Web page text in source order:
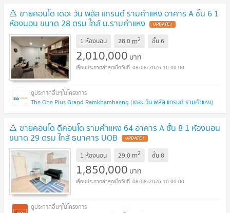
🔺 ขายคอนโด เดอะ วัน พลัส แกรนด์ รามคำแหง อาคาร A ชั้น 6 1
ห้องนอน ขนาด 28 ตรม ใกล้ ม.รามคำแหง
1 ห้องนอน 28.0 m2 ชั้น6
2,010,000 บาท
08/08/2026 10:00:00
The One Plus Grand Ramkhamhaeng (เดอะ วัน พลัส แกรนด์ รามคำแหง)
🔺 ขายคอนโด ดีคอนโด รามคำแหง 64 อาคาร A ชั้น 8 1 ห้องนอน
ขนาด 29 ตรม ใกล้ ธนาคาร UOB
1 ห้องนอน 29.0 m2 ชั้น8
1,850,000 บาท
08/08/2026 10:00:00